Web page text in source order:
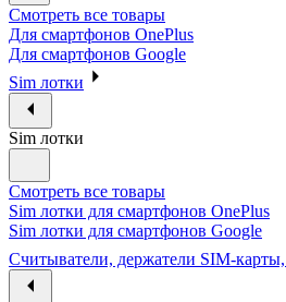
Смотреть все товары
Для смартфонов OnePlus
Для смартфонов Google
Sim лотки
Sim лотки
Смотреть все товары
Sim лотки для смартфонов OnePlus
Sim лотки для смартфонов Google
Считыватели, держатели SIM-карты,